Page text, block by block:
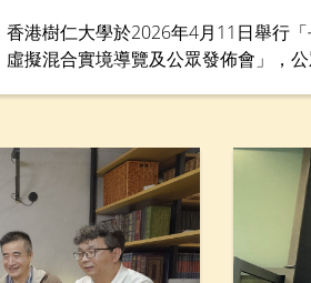
香港樹仁大學於2026年4月11日舉行
虛擬混合實境導覽及公眾發佈會」，